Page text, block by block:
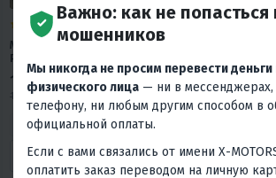
28
МОТОЦИКЛ (ПИТБАЙК)
PROMAX FIDET
(ФАЙДЕТ) 190E 17/14
114 900 ₽
144 800 ₽
4 790 ₽ 4 950 ₽
В 1 КЛИК
КРОССОВЫЙ
INFERNO 380 (4 VALVES,
5 GEARS)
179 900 ₽
В 1 КЛИК
Важно: как не попасться
мошенников
Мы никогда не просим перевести деньги
физического лица — ни в мессенджерах,
телефону, ни любым другим способом в
официальной оплаты.
Если с вами связались от имени X-
оплатить заказ переводом на личную